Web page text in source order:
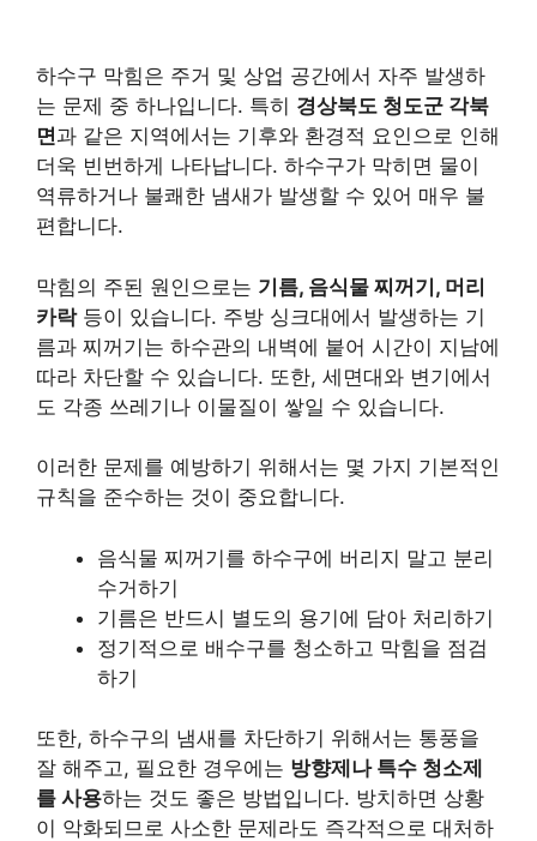
하수구 막힘은 주거 및 상업 공간에서 자주 발생하
는 문제 중 하나입니다. 특히 경상북도 청도군 각북
면과 같은 지역에서는 기후와 환경적 요인으로 인해
더욱 빈번하게 나타납니다. 하수구가 막히면 물이
역류하거나 불쾌한 냄새가 발생할 수 있어 매우 불
편합니다.
막힘의 주된 원인으로는 기름, 음식물 찌꺼기, 머리
카락등이 있습니다. 주방 싱크대에서 발생하는 기
름과 찌꺼기는 하수관의 내벽에 붙어 시간이 지남에
따라 차단할 수 있습니다. 또한, 세면대와 변기에서
도 각종 쓰레기나 이물질이 쌓일 수 있습니다.
이러한 문제를 예방하기 위해서는 몇 가지 기본적인
규칙을 준수하는 것이 중요합니다.
음식물 찌꺼기를 하수구에 버리지 말고 분리
수거하기
기름은 반드시 별도의 용기에 담아 처리하기
정기적으로 배수구를 청소하고 막힘을 점검
하기
또한, 하수구의 냄새를 차단하기 위해서는 통풍을
잘 해주고, 필요한 경우에는 방향제나 특수 청소제
를 사용하는 것도 좋은 방법입니다. 방치하면 상황
이 악화되므로 사소한 문제라도 즉각적으로 대처하